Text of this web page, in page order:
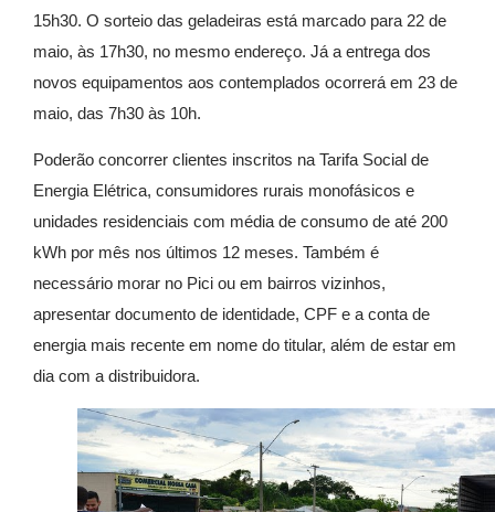
15h30. O sorteio das geladeiras está marcado para 22 de
maio, às 17h30, no mesmo endereço. Já a entrega dos
novos equipamentos aos contemplados ocorrerá em 23 de
maio, das 7h30 às 10h.
Poderão concorrer clientes inscritos na Tarifa Social de
Energia Elétrica, consumidores rurais monofásicos e
unidades residenciais com média de consumo de até 200
kWh por mês nos últimos 12 meses. Também é
necessário morar no Pici ou em bairros vizinhos,
apresentar documento de identidade, CPF e a conta de
energia mais recente em nome do titular, além de estar em
dia com a distribuidora.